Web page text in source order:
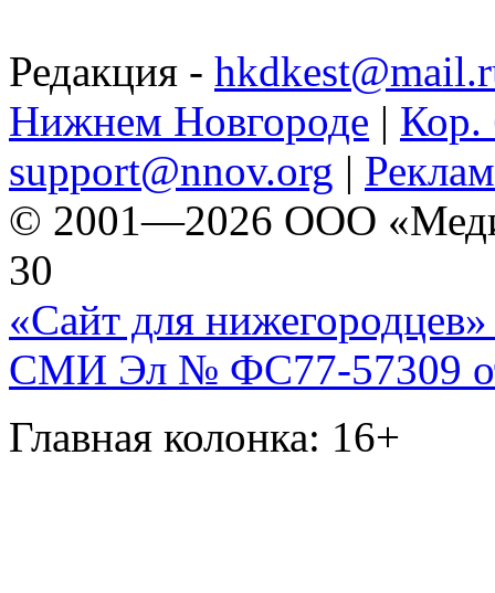
Редакция -
Нижнем Новгороде | Кор.
support@nnov.org |
© 2001—2026 ООО
30
«Сайт для нижегородцев»
СМИ Эл № ФС77-57309
Главная колонка: 16+